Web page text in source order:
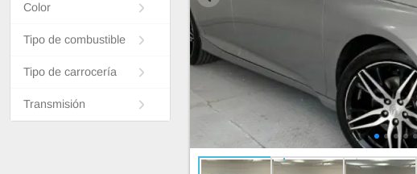
Color
Tipo de combustible
Tipo de carrocería
Transmisión